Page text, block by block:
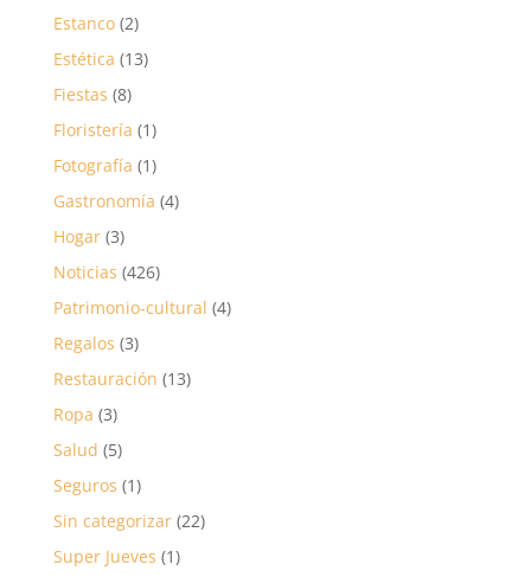
Estanco(2)
Estética (13)
Fiestas (8)
Floristería (1)
Fotografía (1)
Gastronomía (4)
Hogar(3)
Noticias (426)
Patrimonio-cultural (4)
Regalos (3)
Restauración (13)
Ropa (3)
Salud (5)
Seguros (1)
Sin categorizar(22)
Super Jueves (1)